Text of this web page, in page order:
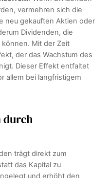
vermehren sich die
neu gekauften Aktien oder
Dividenden, die
Mit der Zeit
der das Wachstum des
Dieser Effekt entfaltet
allem bei langfristigem
durch
trägt direkt zum
das Kapital zu